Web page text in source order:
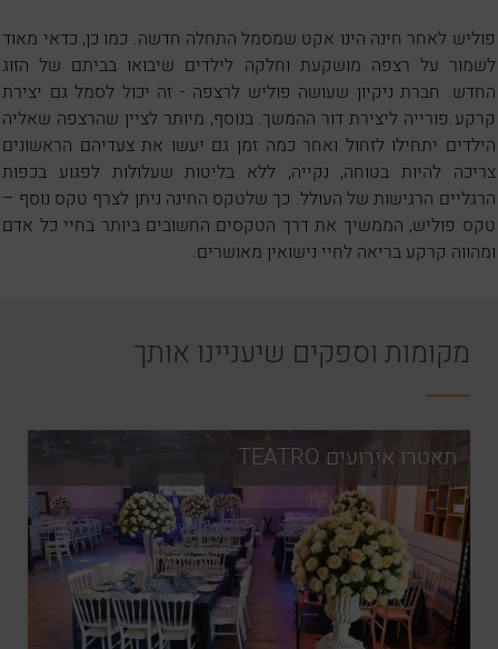
פוליש לאחר חינה הינו אקט שמסמל התחלה חדשה. כמו כן, כדאי מאוד
לשמור על רצפה מושקעת וחלקה לילדים שיבואו בביתם של הזוג
החדש. חברת ניקיון שעושה פוליש לרצפה - זה יכול לסמל גם יצירת
קרקע פורייה ליצירת דור ההמשך. בנוסף, מיותר לציין שהרצפה שאליה
הילדים יתחילו לזחול ואחר כמה זמן גם יעשו את צעדיהם הראשונים
צריכה להיות בטוחה, נקייה, ללא בליטות שעלולות לפגוע בכפות
הרגליים הרגישות של העולל. כך שלטקס החינה ניתן לצרף טקס נוסף –
טקס פוליש, הממשיך את דרך הטקסים החשובים ביותר בחיי כל אדם
ומהווה קרקע בריאה לחיי נישואין מאושרים.
מקומות וספקים שיעניינו אותך
תאטרו אירועים TEATRO